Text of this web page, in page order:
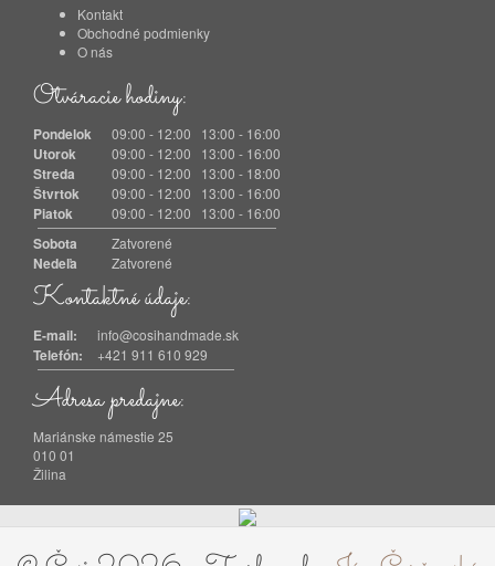
Kontakt
Obchodné podmienky
O nás
Otváracie hodiny:
Pondelok 09:00 - 12:00 13:00 - 16:00
Utorok 09:00 - 12:00 13:00 - 16:00
Streda 09:00 - 12:00 13:00 - 18:00
Štvrtok 09:00 - 12:00 13:00 - 16:00
Piatok 09:00 - 12:00 13:00 - 16:00
Sobota Zatvorené
Nedeľa Zatvorené
Kontaktné údaje:
E-mail: info@cosihandmade.sk
Telefón: +421 911 610 929
Adresa predajne:
Mariánske námestie 25
010 01
Žilina